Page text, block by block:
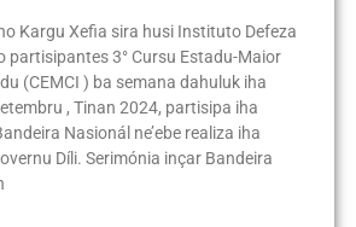
Kargu Xefia sira husi Instituto Defeza
partisipantes 3° Cursu Estadu-Maior
(CEMCI ) ba semana dahuluk iha
, Tinan 2024, partisipa iha
Nasionál ne’ebe realiza iha
Díli. Serimónia inçar Bandeira